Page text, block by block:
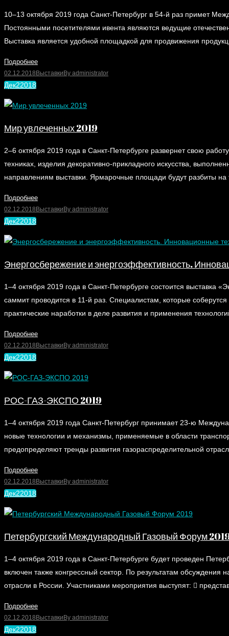
10–13 октября 2019 года Санкт-Петербург в 54-й раз примет
Постоянными посетителями ивента являются ведущие
Выставка является удобной площадкой для продвижения
Подробнее
02.12.2018 Выставки By administrator
Дек22018
Мир увлеченных 2019
2–6 октября 2019 года в Санкт-Петербурге развернет свою
техниках, изделия декоративно-прикладного искусства,
направлениям выставки. Ярмарочные площади будут разбиты
Подробнее
02.12.2018 Выставки By administrator
Дек22018
Энергосбережение и энергоэффективность.
1–4 октября 2019 года в Санкт-Петербурге состоится выставка
саммит проводится в 11-й раз. Специалистам, которые
практические наработки в деле развития и применения
Подробнее
02.12.2018 Выставки By administrator
Дек22018
РОС-ГАЗ-ЭКСПО 2019
1–4 октября 2019 года Санкт-Петербург принимает 23-ю
новые технологии и механизмы, применяемые в области
предопределяют тренды развития газораспределительной
Подробнее
02.12.2018 Выставки By administrator
Дек22018
Петербургский Международный Газовый Форум
1–4 октября 2019 года в Санкт-Петербурге будет проведен
включен также конгрессный сектор. По результатам
отрасли в России. Участниками мероприятия выступят: 
Подробнее
02.12.2018 Выставки By administrator
Дек22018